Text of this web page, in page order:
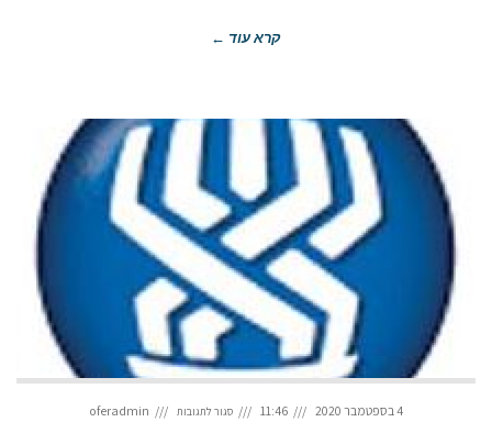
קרא עוד ←
4 בספטמבר 2020 11:46 סגור לתגובות ביטוח
לאומי oferadmin